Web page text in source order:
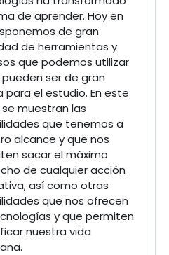
de aprender. Hoy en
de gran
de herramientas y
que podemos utilizar
ser de gran
para el estudio. En este
muestran las
que tenemos a
alcance y que nos
sacar el máximo
de cualquier acción
así como otras
que nos ofrecen
y que permiten
nuestra vida